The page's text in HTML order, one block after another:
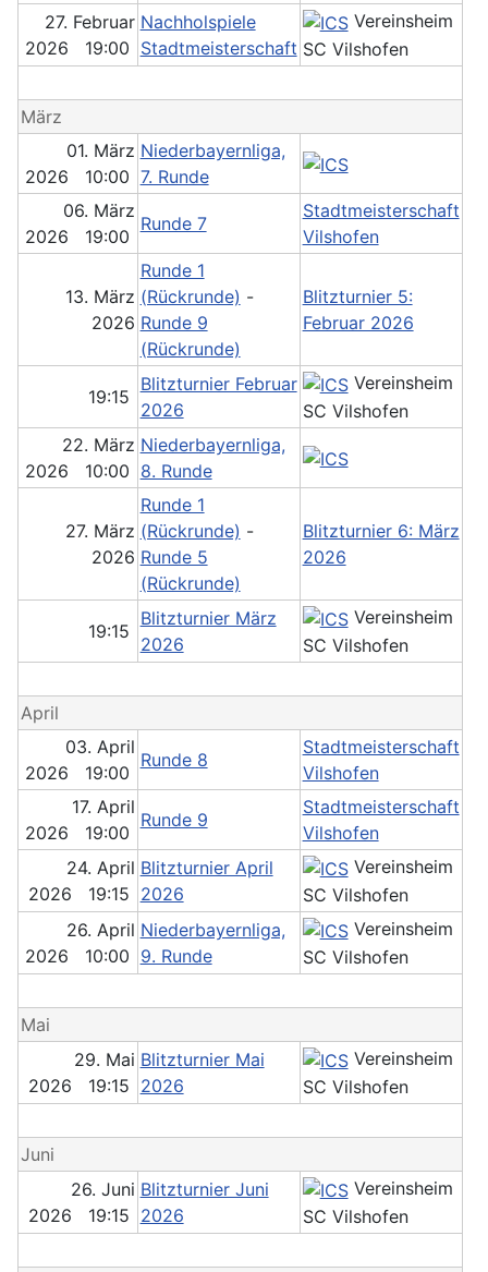
27. Februar
2026 19:00
Nachholspiele
Stadtmeisterschaft
Vereinsheim
SC Vilshofen
März
01. März
2026 10:00
Niederbayernliga,
7. Runde
06. März
2026 19:00
Runde 7
Stadtmeisterschaft
Vilshofen
13. März
2026
Runde 1
(Rückrunde) -
Runde 9
(Rückrunde)
Blitzturnier 5:
Februar 2026
19:15
Blitzturnier Februar
2026
Vereinsheim
SC Vilshofen
22. März
2026 10:00
Niederbayernliga,
8. Runde
27. März
2026
Runde 1
(Rückrunde) -
Runde 5
(Rückrunde)
Blitzturnier 6: März
2026
19:15
Blitzturnier März
2026
Vereinsheim
SC Vilshofen
April
03. April
2026 19:00
Runde 8
Stadtmeisterschaft
Vilshofen
17. April
2026 19:00
Runde 9
Stadtmeisterschaft
Vilshofen
24. April
2026 19:15
Blitzturnier April
2026
Vereinsheim
SC Vilshofen
26. April
2026 10:00
Niederbayernliga,
9. Runde
Vereinsheim
SC Vilshofen
Mai
29. Mai
2026 19:15
Blitzturnier Mai
2026
Vereinsheim
SC Vilshofen
Juni
26. Juni
2026 19:15
Blitzturnier Juni
2026
Vereinsheim
SC Vilshofen